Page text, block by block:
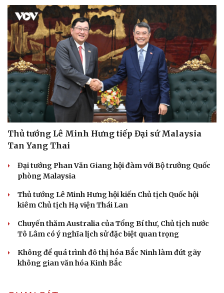
Thủ tướng Lê Minh Hưng tiếp Đại sứ Malaysia
Tan Yang Thai
Đại tướng Phan Văn Giang hội đàm với Bộ trưởng Quốc
phòng Malaysia
Thủ tướng Lê Minh Hưng hội kiến Chủ tịch Quốc hội
kiêm Chủ tịch Hạ viện Thái Lan
Chuyến thăm Australia của Tổng Bí thư, Chủ tịch nước
Tô Lâm có ý nghĩa lịch sử đặc biệt quan trọng
Không để quá trình đô thị hóa Bắc Ninh làm đứt gãy
không gian văn hóa Kinh Bắc